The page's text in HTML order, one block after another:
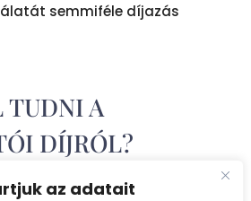
az adatait
semmiféle díjazás
A
DÍJRÓL?